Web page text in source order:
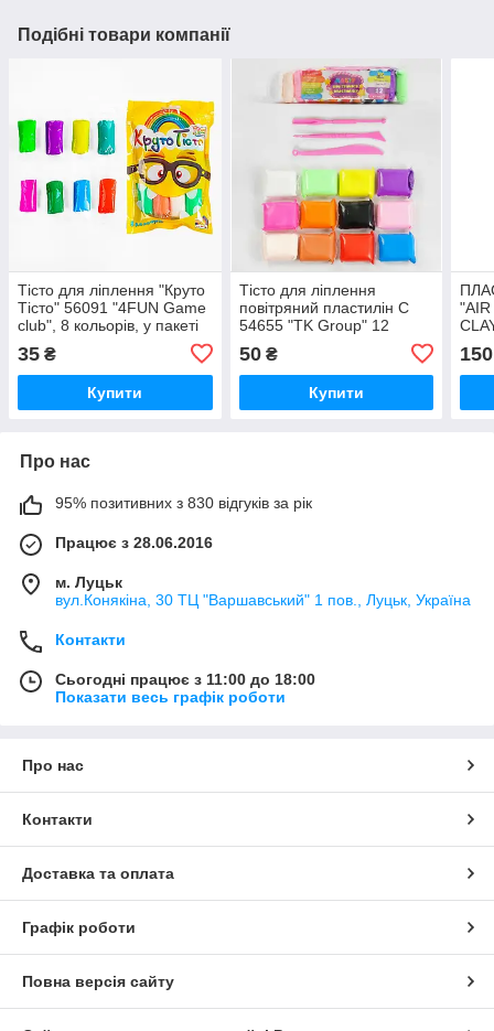
Подібні товари компанії
Тісто для ліплення "Круто
Тісто" 56091 "4FUN Game
club", 8 кольорів, у пакеті
35 ₴
Купити
Тісто для ліплення
повітряний пластилін C
54655 "TK Group" 12
кольорів, 3 стеки, в пакеті
50₴
Купити
"AIR
01U
150
Про нас
95% позитивних з 830 відгуків за рік
Працює з 28.06.2016
м. Луцьк
вул.Конякіна, 30 ТЦ "Варшавський" 1 пов., Луцьк, Україна
Контакти
Сьогодні працює з 11:00 до 18:00
Показати весь графік роботи
Про нас
Контакти
Доставка та оплата
Графік роботи
Повна версія сайту